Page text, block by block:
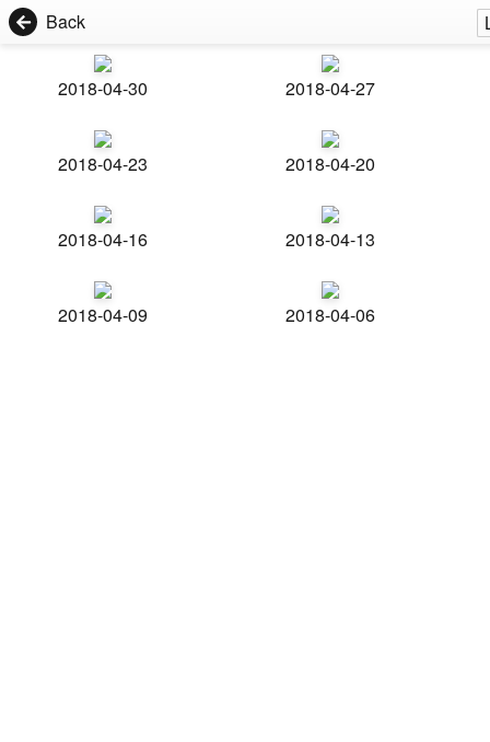
Back
2018-04-30 2018-04-27
2018-04-23 2018-04-20
2018-04-16 2018-04-13
2018-04-09 2018-04-06